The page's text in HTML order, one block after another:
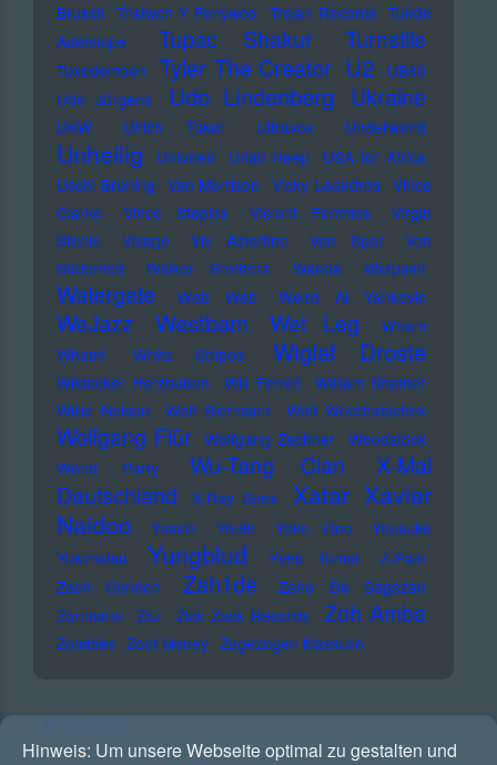
Brusch Tristwch Y Fenywod Trojan Records Tunde
Adebimpe
Tupac Shakur Turnstile
Tuxedomoon Tyler The Creator U2
UB40
Udo Jürgens
Udo Lindenberg Ukraine
UKW Ulrich Tukur Ultravox Underworld
Unheilig Unionen Uriah Heep
USA for Africa
Uschi Brüning Van Morrison Vicky Leandros Vince
Clarke
Vince Staples Violent Femmes
Virgin
Steele
Visage Viv Albertine Von Spar
Von
Südenfed
Walker Brothers Wanda Warpaint
Watergate Web Web Weird Al Yankovic
WeJazz Westbam Wet Leg
Wham
Wham!
White Stripes Wiglaf Droste
Wildecker Herzbuben Will Ferrell
William Shatner
Willie Nelson
Wolf Biermann Wolf Wondratschek
Wolfgang Flür Wolfgang Zechner
Woodstock
World Party
Wu-Tang Clan
X-Mal
Deutschland
X-Ray Spex Xatar Xavier
Naidoo
Yassin Yeule Yoko Ono
Yousuke
Yukimatsu
Yungblud Yves Tumor
Z-Pain
Zach Condon
Zah1de
Zaho De Sagazan
Zartmann
Zaz Zick Zack Records Zoh Amba
Zombies Zoot Money Zugezogen Maskulin
Hinweis: Um unsere Webseite optimal zu gestalten und